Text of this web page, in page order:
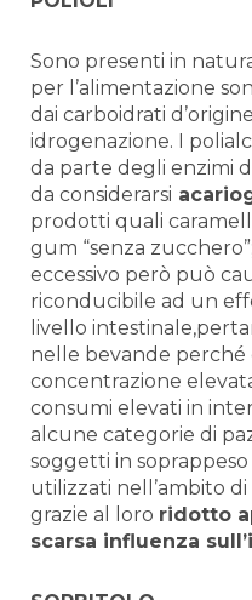
Sono presenti in
per l’alimentazione
dai carboidrati
idrogenazione. I
da parte degli enzimi
da considerarsi
prodotti quali
gum “senza
eccessivo però può
riconducibile ad un
livello
nelle bevande perché
concentrazione
consumi elevati in
alcune categorie di
soggetti in soprappeso
utilizzati nell’ambito
grazie al loro ridotto
scarsa influenza